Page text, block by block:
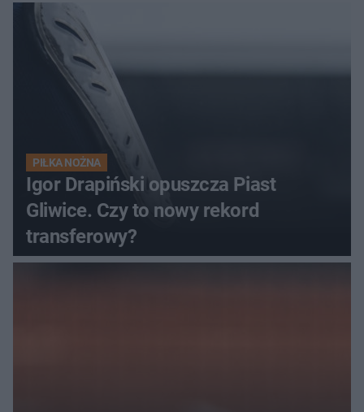
PIŁKA NOŻNA
Igor Drapiński opuszcza Piast
Gliwice. Czy to nowy rekord
transferowy?